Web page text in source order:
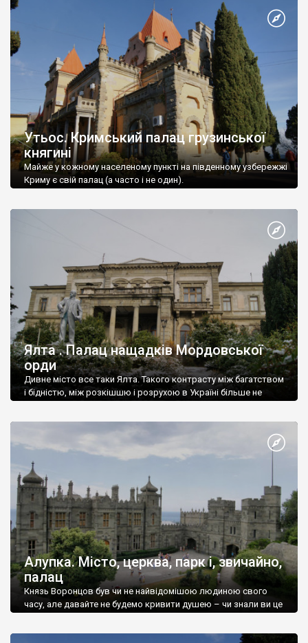
Утьос. Кримський палац грузинської
княгині
Майже у кожному населеному пункті на південному узбережжі
Криму є свій палац (а часто і не один).
Ялта . Палац нащадків Мордовської
орди
Дивне місто все таки Ялта. Такого контрасту між багатством
і бідністю, між розкішшю і розрухою в Україні більше не
Алупка. Місто, церква, парк і, звичайно,
палац
Князь Воронцов був чи не найвідомішою людиною свого
часу, але давайте не будемо кривити душею – чи знали ви це